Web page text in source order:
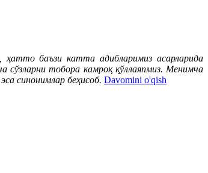
ҳатто баъзи катта адибларимиз асарларида
сўзларни тобора камроқ қўллаяпмиз. Менимча
синонимлар беҳисоб. Davomini o'qish